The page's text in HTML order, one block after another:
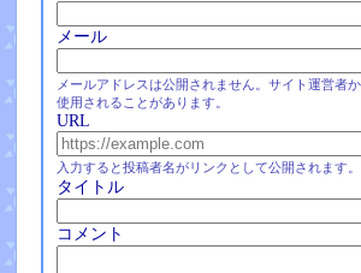
メール
メールアドレスは公開されません。サイト運営者
使用されることがあります。
URL
入力すると投稿者名がリンクとして公開されます。
タイトル
コメント